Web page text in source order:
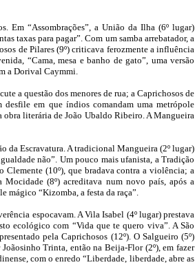
Em “Assombrações”, a União da Ilha (6º lugar)
taxas para pagar”. Com um samba arrebatador, a
de Pilares (9º) criticava ferozmente a influência
“Cama, mesa e banho de gato”, uma versão
a Dorival Caymmi.
a questão dos menores de rua; a Caprichosos de
em que índios comandam uma metrópole
literária de João Ubaldo Ribeiro. A Mangueira
da Escravatura. A tradicional Mangueira (2º lugar)
não”. Um pouco mais ufanista, a Tradição
Clemente (10º), que bradava contra a violência; a
Mocidade (8º) acreditava num novo país, após a
mágico “Kizomba, a festa da raça”.
espocavam. A Vila Isabel (4º lugar) prestava
ecológico com “Vida que te quero viva”. A São
pela Caprichosos (12º). O Salgueiro (5º)
Trinta, então na Beija-Flor (2º), em fazer
com o enredo “Liberdade, liberdade, abre as